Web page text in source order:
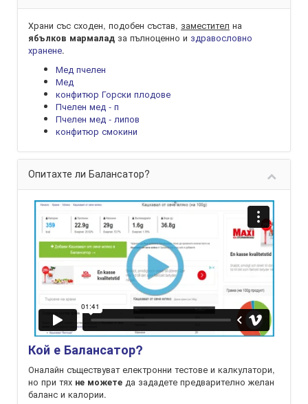
Храни със сходен, подобен състав, заместител на
ябълков мармалад за пълноценно и здравословно
хранене.
Мед пчелен
Мед
конфитюр Горски плодове
Пчелен мед - п
Пчелен мед - липов
конфитюр смокини
Опитахте ли Балансатор?
Кой е Балансатор?
Оналайн съществуват електронни тестове и калкулатори,
но при тях не можете да зададете предварително желан
баланс и калории.